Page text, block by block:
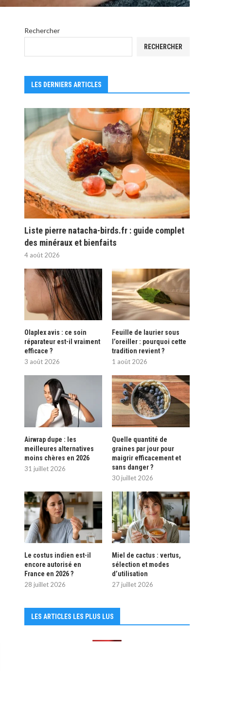
Rechercher
RECHERCHER
LES DERNIERS ARTICLES
Liste pierre natacha-birds.fr : guide complet
des minéraux et bienfaits
4 août 2026
Olaplex avis : ce soin
réparateur est-il vraiment
efficace ?
3 août 2026
Feuille de laurier sous
l’oreiller : pourquoi cette
tradition revient ?
1 août 2026
Airwrap dupe : les
meilleures alternatives
moins chères en 2026
31 juillet 2026
Quelle quantité de
graines par jour pour
maigrir efficacement et
sans danger ?
30 juillet 2026
Le costus indien est-il
encore autorisé en
France en 2026 ?
28 juillet 2026
Miel de cactus : vertus,
sélection et modes
d’utilisation
27 juillet 2026
LES ARTICLES LES PLUS LUS